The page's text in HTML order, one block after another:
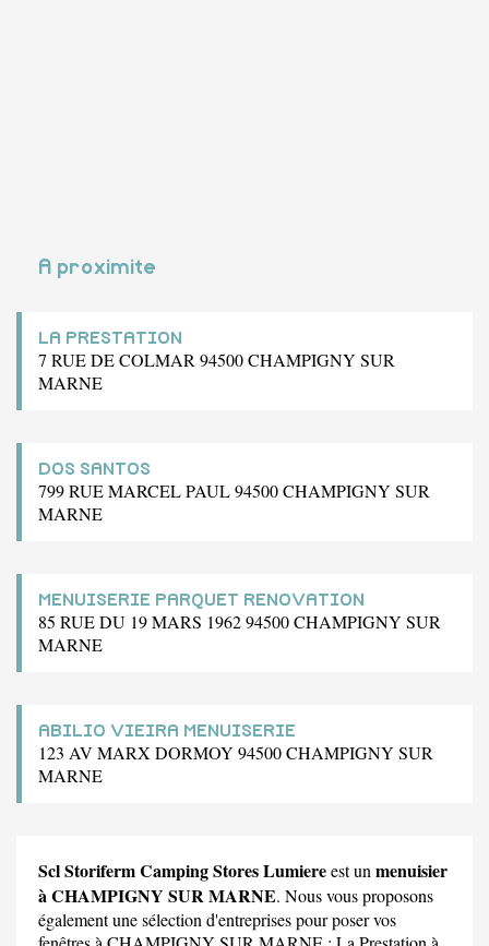
A proximite
LA PRESTATION
7 RUE DE COLMAR 94500 CHAMPIGNY SUR
MARNE
DOS SANTOS
799 RUE MARCEL PAUL 94500 CHAMPIGNY SUR
MARNE
MENUISERIE PARQUET RENOVATION
85 RUE DU 19 MARS 1962 94500 CHAMPIGNY SUR
MARNE
ABILIO VIEIRA MENUISERIE
123 AV MARX DORMOY 94500 CHAMPIGNY SUR
MARNE
Scl Storiferm Camping Stores Lumiereest un menuisier
à CHAMPIGNY SUR MARNE. Nous vous proposons
également une sélection d'entreprises pour poser vos